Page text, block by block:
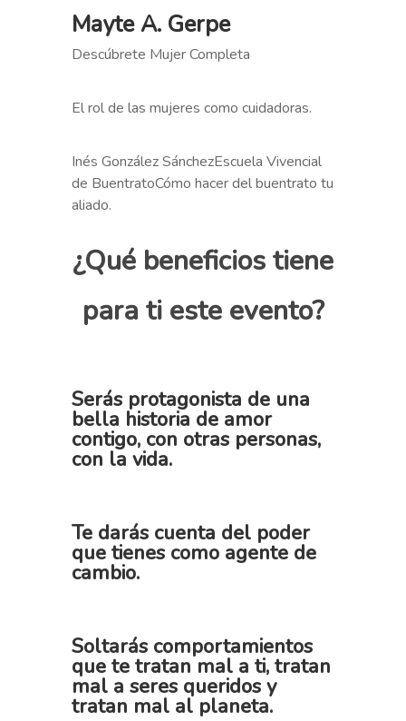
Mayte A. Gerpe
Descúbrete Mujer Completa
El rol de las mujeres como cuidadoras.
Inés González SánchezEscuela Vivencial
de BuentratoCómo hacer del buentrato tu
aliado.
¿Qué beneficios tiene
para ti este evento?
Serás protagonista de una
bella historia de amor
contigo, con otras personas,
con la vida.
Te darás cuenta del poder
que tienes como agente de
cambio.
Soltarás comportamientos
que te tratan mal a ti, tratan
mal a seres queridos y
tratan mal al planeta.